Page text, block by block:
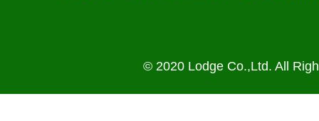
© 2020 Lodge Co.,Ltd. All